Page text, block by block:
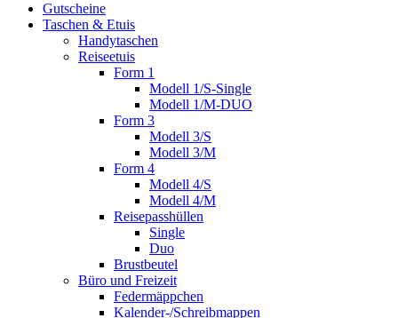
Gutscheine
Taschen & Etuis
Handytaschen
Reiseetuis
Form 1
Modell 1/S-Single
Modell 1/M-DUO
Form 3
Modell 3/S
Modell 3/M
Form 4
Modell 4/S
Modell 4/M
Reisepasshüllen
Single
Duo
Brustbeutel
Büro und Freizeit
Federmäppchen
Kalender-/Schreibmappen